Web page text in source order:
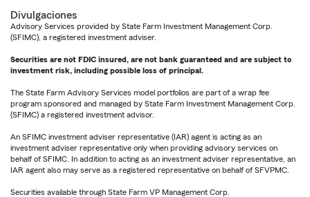
Divulgaciones
Advisory Services provided by State Farm Investment Management Corp.
(SFIMC), a registered investment adviser.
Securities are not FDIC insured, are not bank guaranteed and are subject to
investment risk, including possible loss of principal.
The State Farm Advisory Services model portfolios are part of a wrap fee
program sponsored and managed by State Farm Investment Management Corp.
(SFIMC) a registered investment advisor.
An SFIMC investment adviser representative (IAR) agent is acting as an
investment adviser representative only when providing advisory services on
behalf of SFIMC. In addition to acting as an investment adviser representative, an
IAR agent also may serve as a registered representative on behalf of SFVPMC.
Securities available through State Farm VP Management Corp.